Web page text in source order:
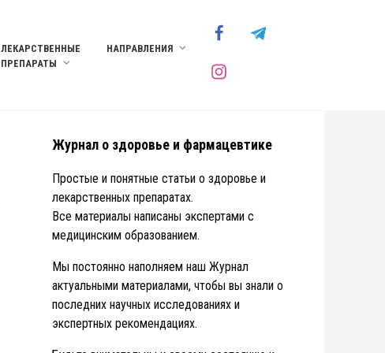
ЛЕКАРСТВЕННЫЕ
ПРЕПАРАТЫ
НАПРАВЛЕНИЯ
Журнал о здоровье и фармацевтике
Простые и понятные статьи о здоровье и
лекарственных препаратах.
Все материалы написаны экспертами с
медицинским образованием.
Мы постоянно наполняем наш Журнал
актуальными материалами, чтобы вы знали о
последних научных исследованиях и
экспертных рекомендациях.